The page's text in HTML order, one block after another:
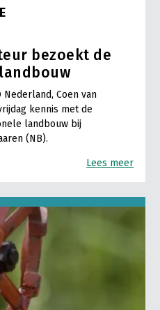
bezoekt de
Nederland, Coen van
kennis met de
landbouw bij
(NB).
Lees meer